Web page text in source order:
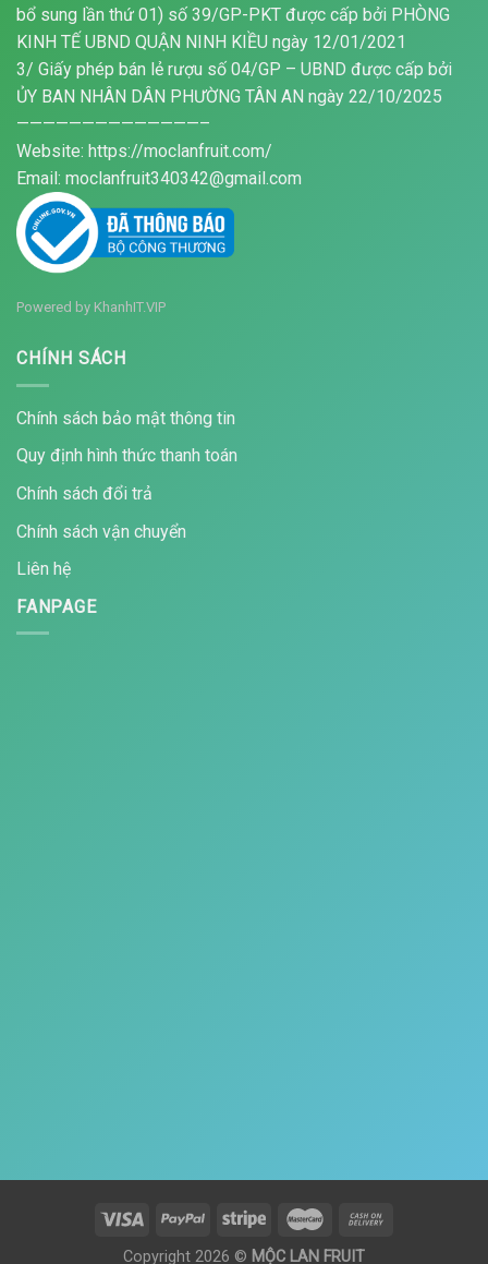
bổ sung lần thứ 01) số 39/GP-PKT được cấp bởi PHÒNG
KINH TẾ UBND QUẬN NINH KIỀU ngày 12/01/2021
3/ Giấy phép bán lẻ rượu số 04/GP – UBND được cấp bởi
ỦY BAN NHÂN DÂN PHƯỜNG TÂN AN ngày 22/10/2025
——————————————–
Website: https://moclanfruit.com/
Email: moclanfruit340342@gmail.com
Powered by KhanhIT.VIP
CHÍNH SÁCH
Chính sách bảo mật thông tin
Quy định hình thức thanh toán
Chính sách đổi trả
Chính sách vận chuyển
Liên hệ
FANPAGE
Copyright 2026 © MỘC LAN FRUIT